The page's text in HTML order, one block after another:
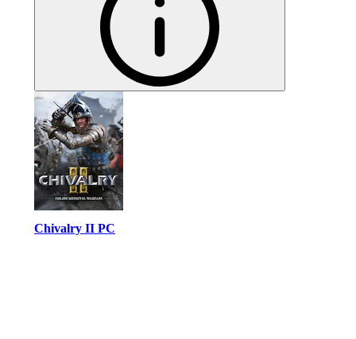
Chivalry II PC